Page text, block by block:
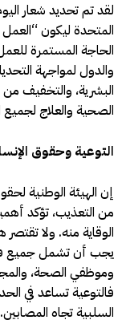
المتحدة ليكون
الحاجة المستمرة
والدول لمواجهة
البشرية، والتخفيف من
الصحية والعلاج
التوعية وحقوق
إن الهيئة الوطنية
من التعذيب، تؤكد
الوقاية منه. ولا
يجب أن تشمل جميع
وموظفي الصحة،
فالتوعية تساعد في
السلبية تجاه المصابين.